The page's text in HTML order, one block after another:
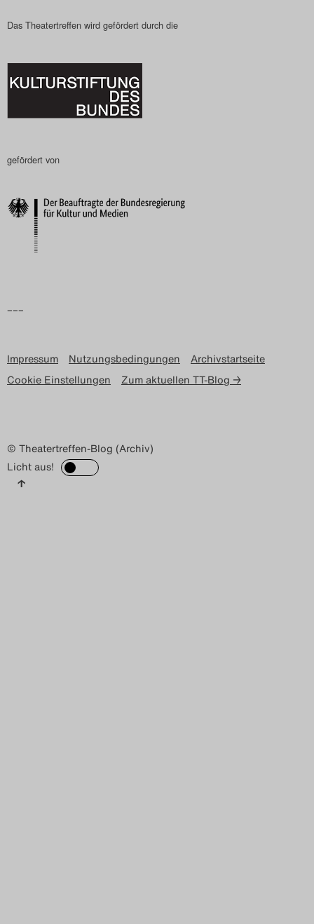
Das Theatertreffen wird gefördert durch die
gefördert von
–––
Impressum Nutzungsbedingungen
Archivstartseite
Cookie Einstellungen
Zum aktuellen TT-Blog →
© Theatertreffen-Blog (Archiv)
Licht aus!
↑